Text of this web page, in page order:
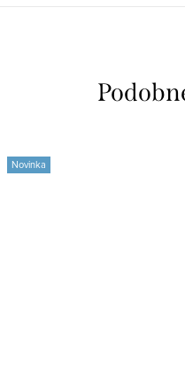
Novinka